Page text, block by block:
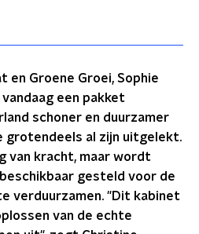
en Groene Groei, Sophie
een pakket
schoner en duurzamer
grotendeels al zijn uitgelekt.
van kracht, maar wordt
gesteld voor de
verduurzamen. "Dit kabinet
van de echte